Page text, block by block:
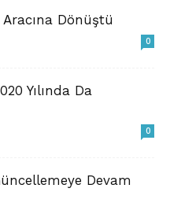
Dönüştü
0
Yılında Da
0
Devam